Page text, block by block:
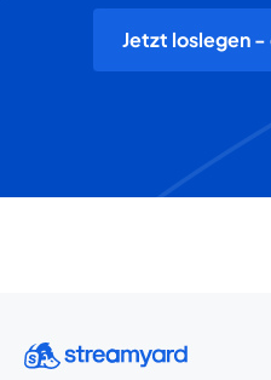
Jetzt loslegen -